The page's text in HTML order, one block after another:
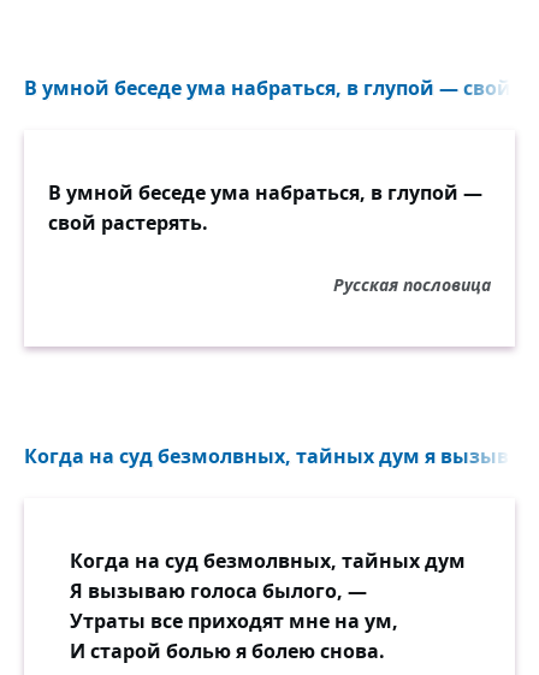
В умной беседе ума набраться, в глупой — свой
В умной беседе ума набраться, в глупой —
свой растерять.
Русская пословица
Когда на суд безмолвных, тайных дум я вызываю
Когда на суд безмолвных, тайных дум
Я вызываю голоса былого, —
Утраты все приходят мне на ум,
И старой болью я болею снова.